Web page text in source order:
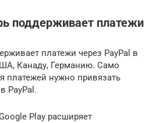
поддерживает платежи
платежи через PayPal в
Канаду, Германию. Само
платежей нужно привязать
PayPal.
Play расширяет